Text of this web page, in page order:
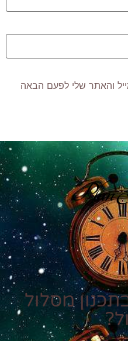
והאתר שלי לפעם הבאה
Plan
מסלול